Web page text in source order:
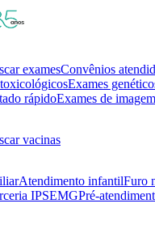
examesConvênios
Exames
rápidoExames de imagem
vacinas
Atendimento infantilFuro
IPSEMGPré-